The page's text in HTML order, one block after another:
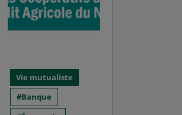
Vie mutualiste
Banque